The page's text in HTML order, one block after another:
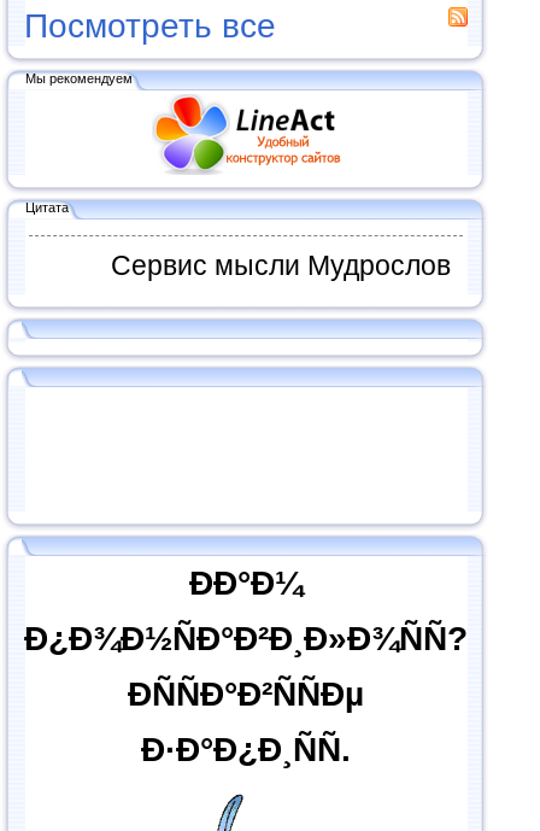
Посмотреть все
Мы рекомендуем
Цитата
Сервис мысли Мудрослов
ÐÐ°Ð¼
Ð¿Ð¾Ð½ÑÐ°Ð²Ð¸Ð»Ð¾ÑÑ?
ÐÑÑÐ°Ð²ÑÑÐµ
Ð·Ð°Ð¿Ð¸ÑÑ.